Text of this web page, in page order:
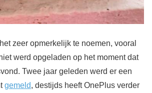
zeer opmerkelijk te noemen, vooral
werd opgeladen op het moment dat
Twee jaar geleden werd er een
gemeld, destijds heeft OnePlus verder